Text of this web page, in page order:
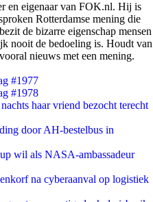
en eigenaar van FOK.nl. Hij is
Rotterdamse mening die
de bizarre eigenschap mensen
nooit de bedoeling is. Houdt van
nieuws met een mening.
#1977
#1978
haar vriend bezocht terecht
door AH-bestelbus in
wil als NASA-ambassadeur
na cyberaanval op logistiek